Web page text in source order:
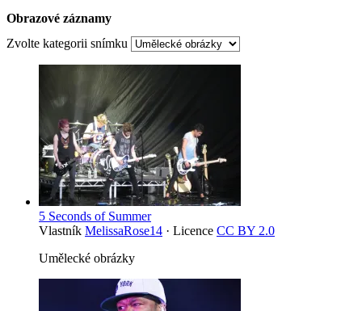
Obrazové záznamy
Zvolte kategorii snímku
5 Seconds of Summer
Vlastník MelissaRose14 · Licence CC BY 2.0
Umělecké obrázky